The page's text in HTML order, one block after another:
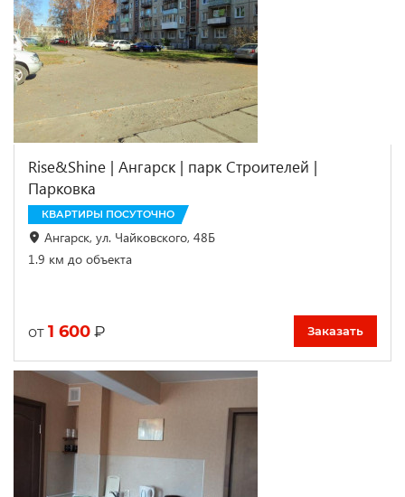
Rise&Shine | Ангарск | парк Строителей |
Парковка
КВАРТИРЫ ПОСУТОЧНО
Ангарск, ул. Чайковского, 48Б
1.9 км до объекта
от 1 600 ₽ Заказать